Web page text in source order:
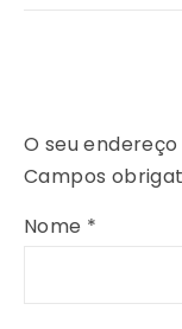
O seu
Campos
Nome *